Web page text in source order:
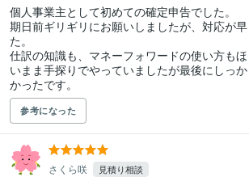
個人事業主として初めての確定申告でした。
期日前ギリギリにお願いしましたが、対応が
た。
仕訳の知識も、マネーフォワードの使い方も
いまま手探りでやっていましたが最後にしっ
かったです。
参考になった
さくら咲 見積り相談